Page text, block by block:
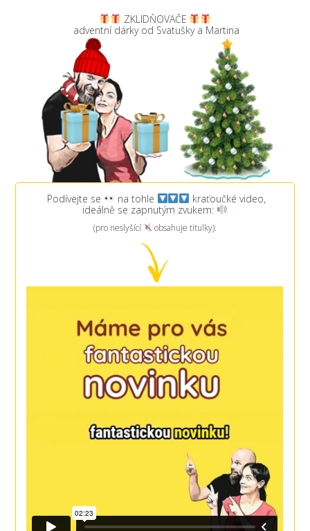
ZKLIDŇOVAČE
adventní dárky od Svatušky a Martina
Podívejte se na tohle
kraťoučké video,
ideálně se zapnutým zvukem:
(pro neslyšící obsahuje titulky):